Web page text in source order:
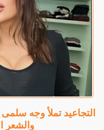
التجاعيد تملأ وجه
والشعر